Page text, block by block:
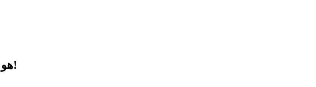
هل تود الحصول على خصومات طوال العام؟ كوبايون – Coupaeon هو الحل!